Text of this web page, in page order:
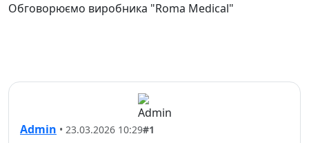
Обговорюємо виробника "Roma Medical"
Admin • 23.03.2026 10:29#1